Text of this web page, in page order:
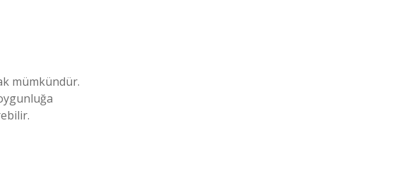
mümkündür.